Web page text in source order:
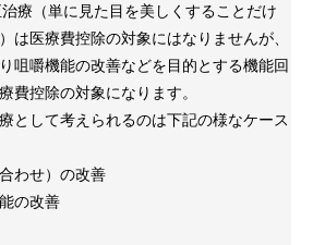
療（単に見た目を美しくすることだけ
は医療費控除の対象にはなりませんが、
咀嚼機能の改善などを目的とする機能回
費控除の対象になります。
として考えられるのは下記の様なケース
わせ）の改善
の改善